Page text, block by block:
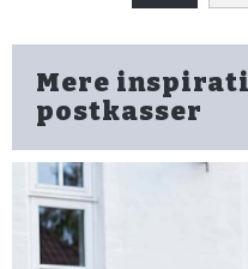
Mere
postkasser